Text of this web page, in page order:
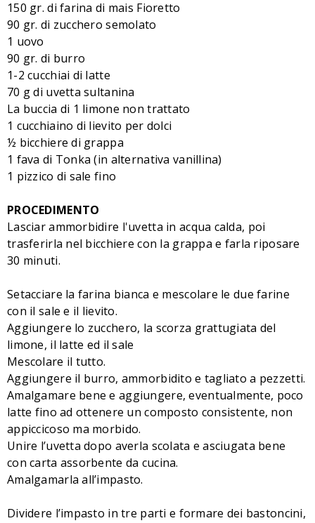
150 gr. di farina di mais Fioretto
90 gr. di zucchero semolato
1 uovo
90 gr. di burro
1-2 cucchiai di latte
70 g di uvetta sultanina
La buccia di 1 limone non trattato
1 cucchiaino di lievito per dolci
½ bicchiere di grappa
1 fava di Tonka (in alternativa vanillina)
1 pizzico di sale fino
PROCEDIMENTO
Lasciar ammorbidire l'uvetta in acqua calda, poi
trasferirla nel bicchiere con la grappa e farla riposare
30 minuti.
Setacciare la farina bianca e mescolare le due farine
con il sale e il lievito.
Aggiungere lo zucchero, la scorza grattugiata del
limone, il latte ed il sale
Mescolare il tutto.
Aggiungere il burro, ammorbidito e tagliato a pezzetti.
Amalgamare bene e aggiungere, eventualmente, poco
latte fino ad ottenere un composto consistente, non
appiccicoso ma morbido.
Unire l’uvetta dopo averla scolata e asciugata bene
con carta assorbente da cucina.
Amalgamarla all’impasto.
Dividere l’impasto in tre parti e formare dei bastoncini,